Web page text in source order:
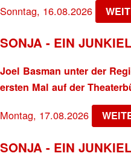
Sonntag, 16.08.2026
SONJA - EIN
Joel Basman unter der
ersten Mal auf der
Montag, 17.08.2026
SONJA - EIN